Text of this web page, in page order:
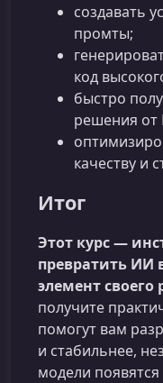
создавать
промты;
код
быстро
решения от
качеству и
Итог
Этот курс —
превратить
элемент своего
получите
помогут вам
и стабильнее,
модели появятся